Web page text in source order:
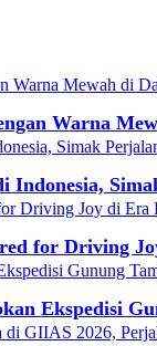
Warna
Indonesia,
for Driving
Ekspedisi